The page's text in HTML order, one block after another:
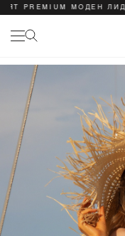
PREMIUM МОДЕН ЛИДЕР